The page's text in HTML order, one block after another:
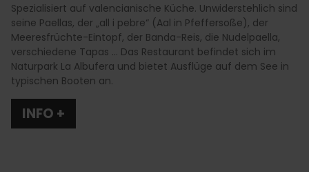
Spezialisiert auf valencianische Küche. Unwiderstehlich sind
seine Paellas, der „all i pebre“ (Aal in Pfeffersoße), der
Meeresfrüchte-Eintopf, der Banda-Reis, die Nudelpaella,
verschiedene Tapas ... Das Restaurant befindet sich im
Naturpark La Albufera und bietet Ausflüge auf dem See in
typischen Booten an.
INFO +